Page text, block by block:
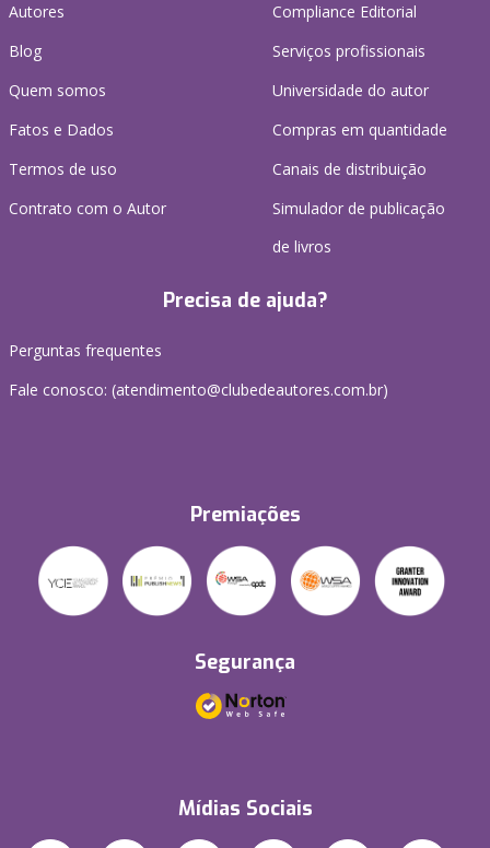
Autores
Blog
Quem somos
Fatos e Dados
Termos de uso
Contrato com o Autor
Compliance Editorial
Serviços profissionais
Universidade do autor
Compras em quantidade
Canais de distribuição
Simulador de publicação
de livros
Precisa de ajuda?
Perguntas frequentes
Fale conosco: (atendimento@clubedeautores.com.br)
Premiações
Segurança
Mídias Sociais